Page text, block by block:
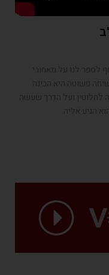
לספר לנו על מאחורי
פשוטה היא הבינה
ועל הדרך שעשה
הגיע אליה.